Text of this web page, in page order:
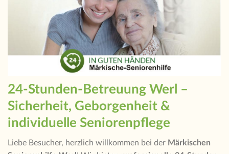
24-Stunden-Betreuung Werl –
Sicherheit, Geborgenheit &
individuelle Seniorenpflege
Liebe Besucher, herzlich willkommen bei der Märkischen